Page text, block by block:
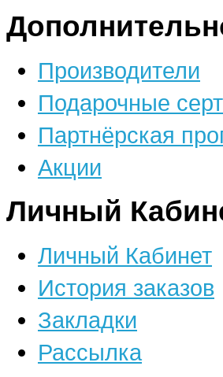
Производители
Подарочные
Партнёрская
Акции
Личный
Личный Кабинет
История заказов
Закладки
Рассылка